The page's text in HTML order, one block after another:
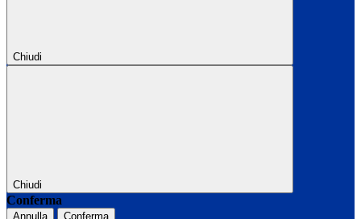
Chiudi
Chiudi
Conferma
Annulla Conferma